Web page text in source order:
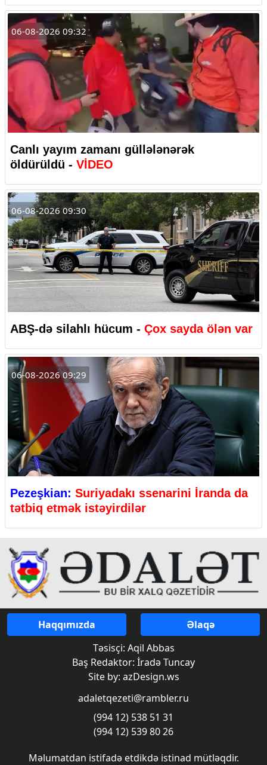
06-08-2026 09:32
Canlı yayım zamanı güllələnərək
öldürüldü - VİDEO
06-08-2026 09:30
ABŞ-də silahlı hücum - Çox sayda ölən var
06-08-2026 09:29
Pezeşkian: Suriyadakı ssenarini İranda da
tətbiq etmək istəyirdilər
Haqqımızda
Əlaqə
Təsisçi: Aqil Abbas
Baş Redaktor: İradə Tuncay
Site by: azDesign.ws
adaletqezeti@rambler.ru
(994 12) 538 51 31
(994 12) 539 80 26
Məlumatdan istifadə etdikdə istinad mütləqdir.